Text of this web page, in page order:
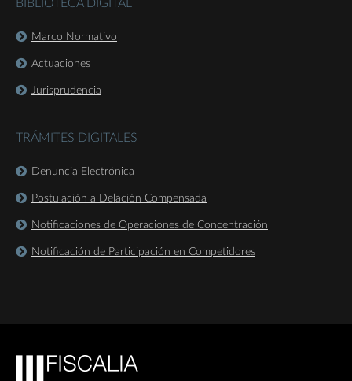
BIBLIOTECA DIGITAL
Marco Normativo
Actuaciones
Jurisprudencia
TRÁMITES DIGITALES
Denuncia Electrónica
Postulación a Delación Compensada
Notificaciones de Operaciones de Concentración
Notificación de Participación en Competidores